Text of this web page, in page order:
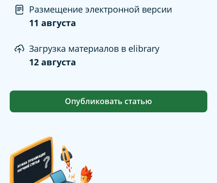
Размещение электронной версии
11 августа
Загрузка материалов в elibrary
12 августа
Опубликовать статью